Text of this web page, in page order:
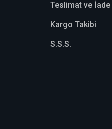
Teslimat ve İade
Kargo Takibi
S.S.S.